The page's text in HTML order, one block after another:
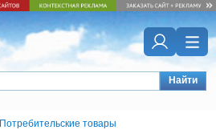
Найти
Потребительские товары